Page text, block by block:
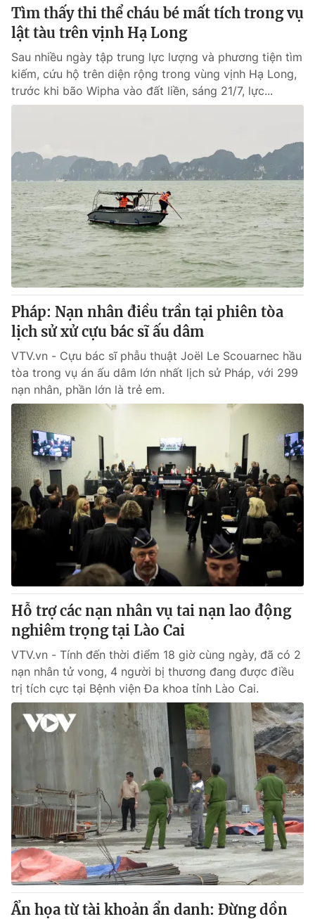
Tìm thấy thi thể cháu bé mất tích trong vụ
lật tàu trên vịnh Hạ Long
Sau nhiều ngày tập trung lực lượng và phương tiện tìm
kiếm, cứu hộ trên diện rộng trong vùng vịnh Hạ Long,
trước khi bão Wipha vào đất liền, sáng 21/7, lực...
Pháp: Nạn nhân điều trần tại phiên tòa
lịch sử xử cựu bác sĩ ấu dâm
VTV.vn - Cựu bác sĩ phẫu thuật Joël Le Scouarnec hầu
tòa trong vụ án ấu dâm lớn nhất lịch sử Pháp, với 299
nạn nhân, phần lớn là trẻ em.
Hỗ trợ các nạn nhân vụ tai nạn lao động
nghiêm trọng tại Lào Cai
VTV.vn - Tính đến thời điểm 18 giờ cùng ngày, đã có 2
nạn nhân tử vong, 4 người bị thương đang được điều
trị tích cực tại Bệnh viện Đa khoa tỉnh Lào Cai.
Ẩn họa từ tài khoản ẩn danh: Đừng dồn